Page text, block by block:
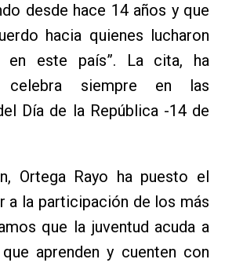
desde hace 14 años y que
hacia quienes lucharon
en este país”. La cita, ha
celebra siempre en las
Día de la República -14 de
Ortega Rayo ha puesto el
a la participación de los más
que la juventud acuda a
aprenden y cuenten con